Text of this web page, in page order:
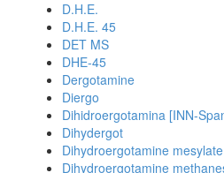
D.H.E.
D.H.E. 45
DET MS
DHE-45
Dergotamine
Diergo
Dihidroergotamina [INN-
Dihydergot
Dihydroergotamine mesylate
Dihydroergotamine